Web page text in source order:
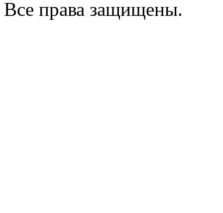
Все права защищены.